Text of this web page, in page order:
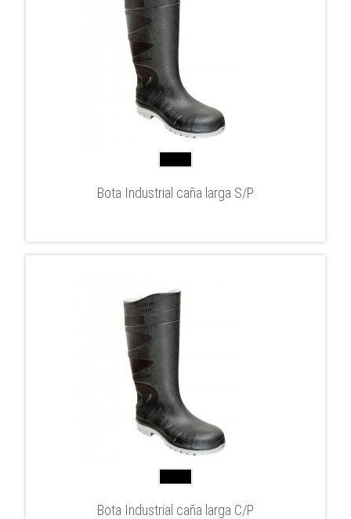
Bota Industrial caña larga S/P
Bota Industrial caña larga C/P